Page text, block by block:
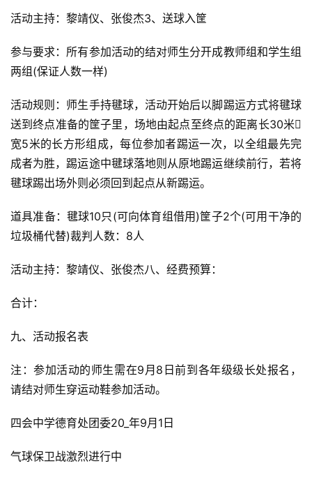
活动主持：黎靖仪、张俊杰3、送球入筐
参与要求：所有参加活动的结对师生分开成教师组和学生组
两组(保证人数一样)
活动规则：师生手持毽球，活动开始后以脚踢运方式将毽球
送到终点准备的筐子里，场地由起点至终点的距离长30米
宽5米的长方形组成，每位参加者踢运一次，以全组最先完
成者为胜，踢运途中毽球落地则从原地踢运继续前行，若将
毽球踢出场外则必须回到起点从新踢运。
道具准备：毽球10只(可向体育组借用)筐子2个(可用干净的
垃圾桶代替)裁判人数：8人
活动主持：黎靖仪、张俊杰八、经费预算：
合计：
九、活动报名表
注：参加活动的师生需在9月8日前到各年级级长处报名，
请结对师生穿运动鞋参加活动。
四会中学德育处团委20_年9月1日
气球保卫战激烈进行中